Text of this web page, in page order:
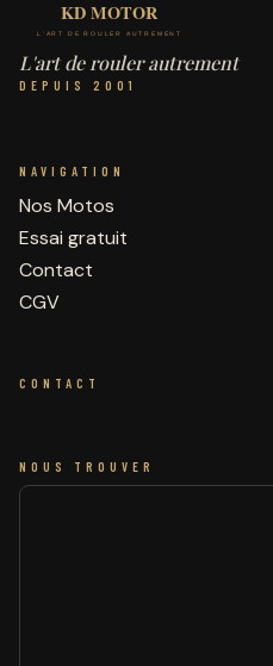
L'art de rouler autrement
DEPUIS 2001
NAVIGATION
Nos Motos
Essai gratuit
Contact
CGV
CONTACT
NOUS TROUVER